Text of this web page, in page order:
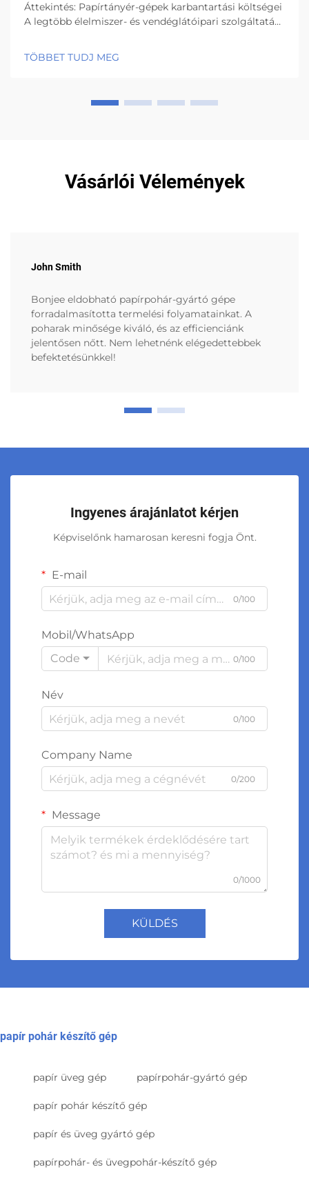
Áttekintés: Papírtányér-gépek karbantartási költségei
A legtöbb élelmiszer- és vendéglátóipari szolgáltatás
környezetbarát tervezésűek. Minden gép azonban
kopást és elhasználódást szenved a rendszeres
TÖBBET TUDJ MEG
Vásárlói Vélemények
John Smith
Bonjee eldobható papírpohár-gyártó gépe
forradalmasította termelési folyamatainkat. A
poharak minősége kiváló, és az efficienciánk
jelentősen nőtt. Nem lehetnénk elégedettebbek
befektetésünkkel!
Ingyenes árajánlatot kérjen
Képviselőnk hamarosan keresni fogja Önt.
E-mail
0/100
Mobil/WhatsApp
Code
0/100
Név
0/100
Company Name
0/200
Message
0/1000
KÜLDÉS
papír pohár készítő gép
papír üveg gép papírpohár-gyártó gép
papír pohár készítő gép
papír és üveg gyártó gép
papírpohár- és üvegpohár-készítő gép